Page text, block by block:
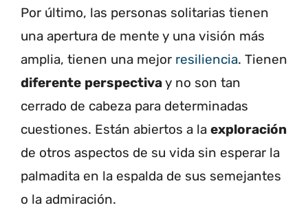
Por último, las personas solitarias tienen
una apertura de mente y una visión más
amplia, tienen una mejor resiliencia. Tienen
diferente perspectivay no son tan
cerrado de cabeza para determinadas
cuestiones. Están abiertos a la exploración
de otros aspectos de su vida sin esperar la
palmadita en la espalda de sus semejantes
o la admiración.